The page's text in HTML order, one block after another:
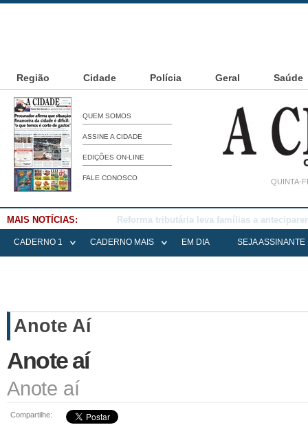
Região Cidade Polícia Geral Saúde
QUEM SOMOS
ASSINE A CIDADE
EDIÇÕES ON-LINE
FALE CONOSCO QUINTA-
MAIS NOTÍCIAS: Falece Elena Menoia Cesarin
CADERNO 1 CADERNO MAIS EM DIA SEJA ASSINANTE
Anote Aí
Anote aí
Anote aí
Compartilhe: